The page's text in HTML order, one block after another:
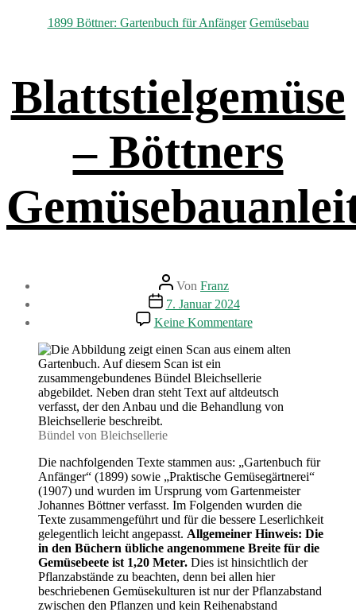
Kategorien
1899 Böttner: Gartenbuch für Anfänger Gemüsebau
Blattstielgemüse
– Böttners
Beitragsautor
Von Franz
Beitragsdatum
7. Januar 2024
Keine Kommentarezu
Blattstielgemüse
–
Bündel von Bleichsellerie
Die nachfolgenden Texte stammen aus: „Gartenbuch für
Anfänger“ (1899) sowie „Praktische Gemüsegärtnerei“
(1907) und wurden im Ursprung vom Gartenmeister
Johannes Böttner verfasst. Im Folgenden wurden die
Texte zusammengeführt und für die bessere Leserlichkeit
gelegentlich leicht angepasst. Allgemeiner Hinweis: Die
in den Büchern übliche angenommene Breite für die
Gemüsebeete ist 1,20 Meter. Dies ist hinsichtlich der
Pflanzabstände zu beachten, denn bei allen hier
beschriebenen Gemüsekulturen ist nur der Pflanzabstand
zwischen den Pflanzen und kein Reihenabstand